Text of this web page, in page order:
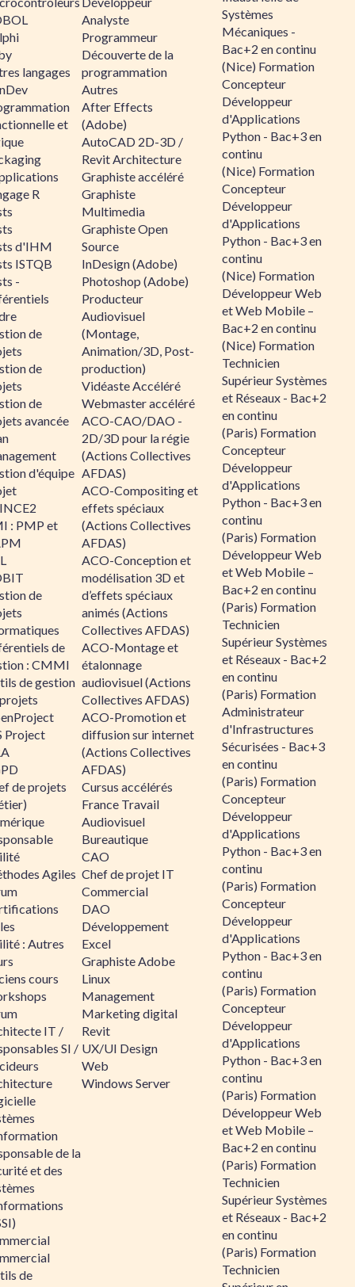
langages
et
R
d'IHM
ISTQB
-
de
de
de
avancée
d'équipe
: PMP et
de
de
: CMMI
de gestion
Project
de projets
Agiles
: Autres
cours
IT /
SI /
de la
et des
de
Analyste
Programmeur
Découverte de la
programmation
Autres
After Effects
(Adobe)
AutoCAD 2D-3D /
Revit Architecture
Graphiste accéléré
Graphiste
Multimedia
Graphiste Open
Source
InDesign (Adobe)
Photoshop (Adobe)
Producteur
Audiovisuel
(Montage,
Animation/3D, Post-
production)
Vidéaste Accéléré
Webmaster accéléré
ACO-CAO/DAO -
2D/3D pour la régie
(Actions Collectives
AFDAS)
ACO-Compositing et
effets spéciaux
(Actions Collectives
AFDAS)
ACO-Conception et
modélisation 3D et
d’effets spéciaux
animés (Actions
Collectives AFDAS)
ACO-Montage et
étalonnage
audiovisuel (Actions
Collectives AFDAS)
ACO-Promotion et
diffusion sur internet
(Actions Collectives
AFDAS)
Cursus accélérés
France Travail
Audiovisuel
Bureautique
CAO
Chef de projet IT
Commercial
DAO
Développement
Excel
Graphiste Adobe
Linux
Management
Marketing digital
Revit
UX/UI Design
Web
Windows Server
Systèmes
Mécaniques -
Bac+2 en continu
(Nice) Formation
Concepteur
Développeur
d'Applications
Python - Bac+3 en
continu
(Nice) Formation
Concepteur
Développeur
d'Applications
Python - Bac+3 en
continu
(Nice) Formation
Développeur Web
et Web Mobile –
Bac+2 en continu
(Nice) Formation
Technicien
Supérieur Systèmes
et Réseaux - Bac+2
en continu
(Paris) Formation
Concepteur
Développeur
d'Applications
Python - Bac+3 en
continu
(Paris) Formation
Développeur Web
et Web Mobile –
Bac+2 en continu
(Paris) Formation
Technicien
Supérieur Systèmes
et Réseaux - Bac+2
en continu
(Paris) Formation
Administrateur
d'Infrastructures
Sécurisées - Bac+3
en continu
(Paris) Formation
Concepteur
Développeur
d'Applications
Python - Bac+3 en
continu
(Paris) Formation
Concepteur
Développeur
d'Applications
Python - Bac+3 en
continu
(Paris) Formation
Concepteur
Développeur
d'Applications
Python - Bac+3 en
continu
(Paris) Formation
Développeur Web
et Web Mobile –
Bac+2 en continu
(Paris) Formation
Technicien
Supérieur Systèmes
et Réseaux - Bac+2
en continu
(Paris) Formation
Technicien